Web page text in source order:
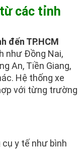
các tỉnh
đến TP.HCM
như Đồng Nai,
An, Tiền Giang,
Hệ thống xe
với từng trường
y tế như bình